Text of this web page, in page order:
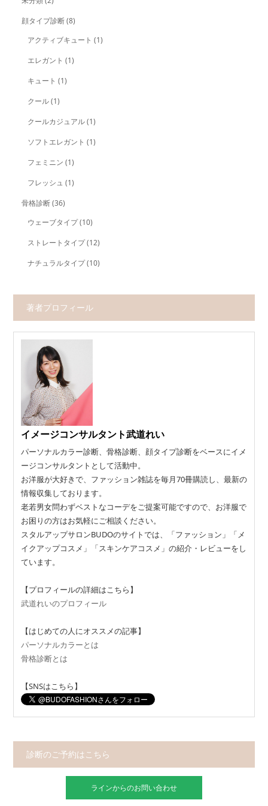
顔タイプ診断(8)
アクティブキュート (1)
エレガント (1)
キュート (1)
クール(1)
クールカジュアル(1)
ソフトエレガント (1)
フェミニン (1)
フレッシュ (1)
骨格診断(36)
ウェーブタイプ(10)
ストレートタイプ(12)
ナチュラルタイプ(10)
著者プロフィール
イメージコンサルタント武道れい
パーソナルカラー診断、骨格診断、顔タイプ診断をベースにイメ
ージコンサルタントとして活動中。
お洋服が大好きで、ファッション雑誌を毎月70冊購読し、最新の
情報収集しております。
老若男女問わずベストなコーデをご提案可能ですので、お洋服で
お困りの方はお気軽にご相談ください。
スタルアップサロンBUDOのサイトでは、「ファッション」「メ
イクアップコスメ」「スキンケアコスメ」の紹介・レビューをし
ています。
【プロフィールの詳細はこちら】
武道れいのプロフィール
【はじめての人にオススメの記事】
パーソナルカラーとは
骨格診断とは
【SNSはこちら】
診断のご予約はこちら
ラインからのお問い合わせ